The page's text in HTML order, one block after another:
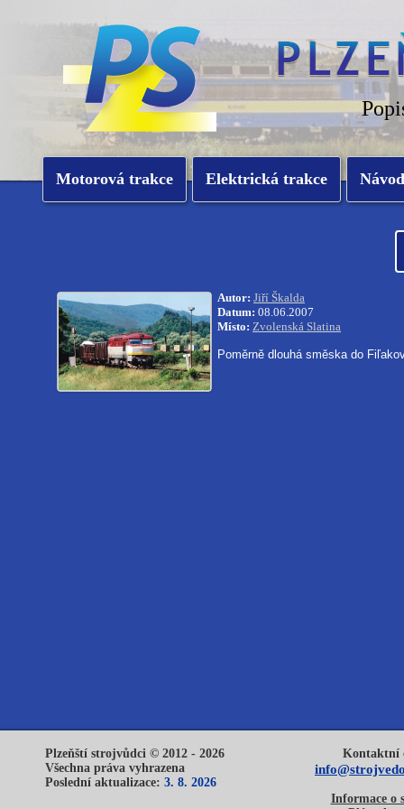
Motorová trakce Elektrická trakce
Autor: Jiří Škalda
Datum: 08.06.2007
Místo: Zvolenská Slatina
Poměrně dlouhá směska do
Plzeňští strojvůdci © 2012 - 2026
Všechna práva vyhrazena
Poslední aktualizace: 3. 8. 2026
Kontaktní
Informace o